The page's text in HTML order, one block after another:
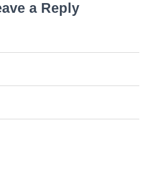
a Reply